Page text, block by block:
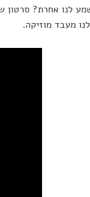
מעבד מוזיקה.